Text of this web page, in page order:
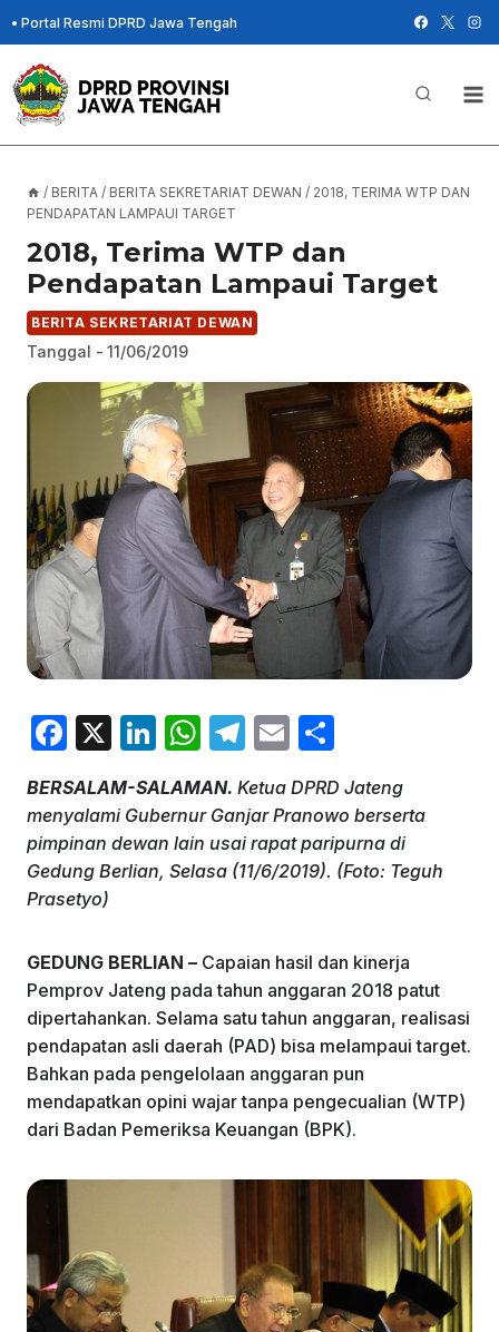
Skip
to
content
• Portal Resmi DPRD Jawa Tengah
/ BERITA / BERITA SEKRETARIAT DEWAN / 2018, TERIMA WTP DAN
PENDAPATAN LAMPAUI TARGET
2018, Terima WTP dan
Pendapatan Lampaui Target
BERITA SEKRETARIAT DEWAN
Tanggal - 11/06/2019
F
c
e
b
o
o
k
X
Li
k
e
dI
W
at
s
A
p
T
e
gr
a
E
ai
l
ar
e
BERSALAM-SALAMAN. Ketua DPRD Jateng
menyalami Gubernur Ganjar Pranowo berserta
pimpinan dewan lain usai rapat paripurna di
Gedung Berlian, Selasa (11/6/2019). (Foto: Teguh
Prasetyo)
GEDUNG BERLIAN – Capaian hasil dan kinerja
Pemprov Jateng pada tahun anggaran 2018 patut
dipertahankan. Selama satu tahun anggaran, realisasi
pendapatan asli daerah (PAD) bisa melampaui target.
Bahkan pada pengelolaan anggaran pun
mendapatkan opini wajar tanpa pengecualian (WTP)
dari Badan Pemeriksa Keuangan (BPK).